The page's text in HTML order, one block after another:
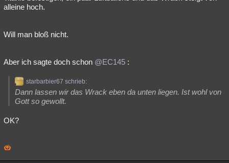
alleine hoch.
Will man bloß nicht.
Aber ich sagte doch schon @EC145 :
starbarbier67 schrieb:
Dann lassen wir das Wrack eben da unten liegen. Ist wohl von
Gott so gewollt.
OK?